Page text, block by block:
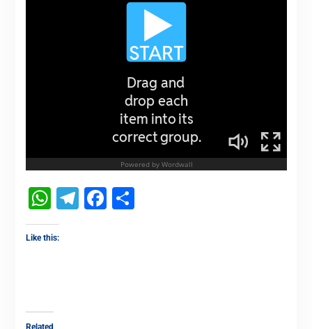
WhatsApp
Telegram
Facebook
Share
Like this:
Related